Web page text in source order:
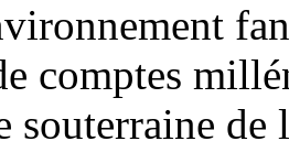
comptes
souterraine de